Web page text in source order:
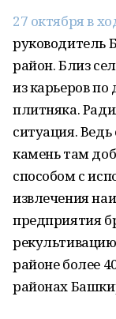
27 октября в
руководитель
район. Близ
из карьеров
плитняка.
ситуация.
камень там
способом с
извлечения
предприятия
районе более
районах